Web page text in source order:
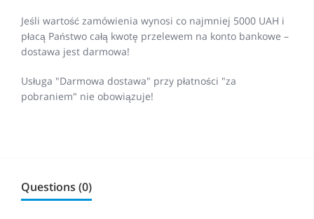
Jeśli wartość zamówienia wynosi co najmniej 5000 UAH i
płacą Państwo całą kwotę przelewem na konto bankowe –
dostawa jest darmowa!
Usługa "Darmowa dostawa" przy płatności "za
pobraniem" nie obowiązuje!
Questions (0)